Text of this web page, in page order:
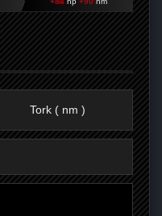
Tork ( nm )